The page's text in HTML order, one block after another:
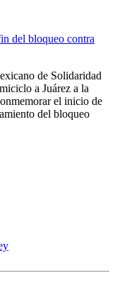
del bloqueo contra
de Solidaridad
a Juárez a la
el inicio de
del bloqueo